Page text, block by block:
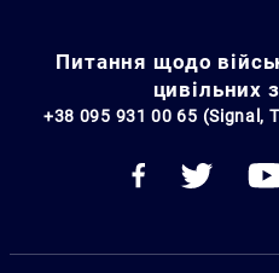
Питання щодо
цивільних
+38 095 931 00 65 (Signal,